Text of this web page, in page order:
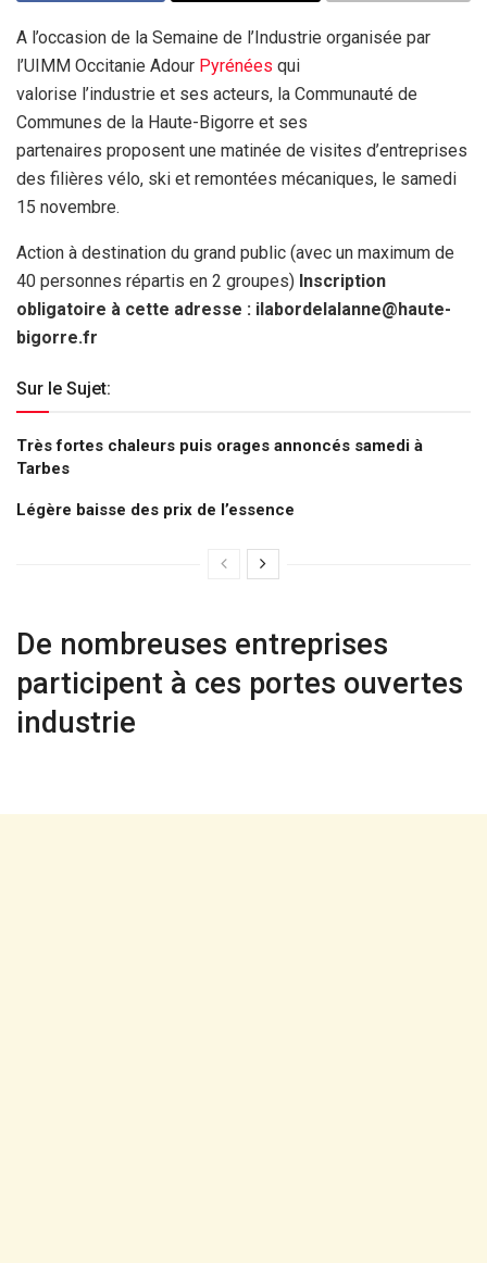
A l’occasion de la Semaine de l’Industrie organisée par
l’UIMM Occitanie Adour Pyrénées qui
valorise l’industrie et ses acteurs, la Communauté de
Communes de la Haute-Bigorre et ses
partenaires proposent une matinée de visites d’entreprises
des filières vélo, ski et remontées mécaniques, le samedi
15 novembre.
Action à destination du grand public (avec un maximum de
40 personnes répartis en 2 groupes) Inscription
obligatoire à cette adresse : ilabordelalanne@haute-
bigorre.fr
Sur le Sujet:
Très fortes chaleurs puis orages annoncés samedi à
Tarbes
Légère baisse des prix de l’essence
De nombreuses entreprises
participent à ces portes ouvertes
industrie